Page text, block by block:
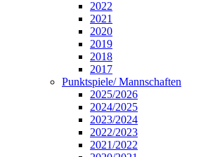
2022
2021
2020
2019
2018
2017
Punktspiele/ Mannschaften
2025/2026
2024/2025
2023/2024
2022/2023
2021/2022